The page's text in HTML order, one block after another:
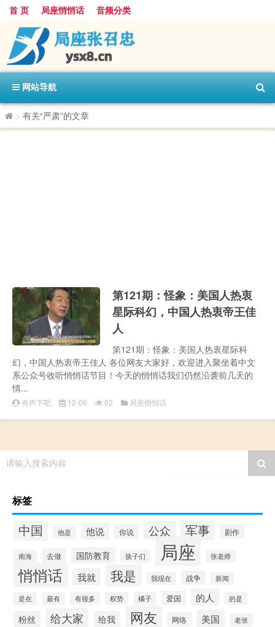
首 页 局座悄悄话 音频分类
网站导航
> 有关“严肃”的文章
第121期：怪象：美国人热衷
星际科幻，中国人热衷帝王佳
人
第121期：怪象：美国人热衷星际科
幻，中国人热衷帝王佳人 各位网友大家好，欢迎进入聚坐着中文
系公众号收听悄悄话节目！今天的悄悄话我们仍然沿袭前几天的
情...
有声下吧 12-06 62 局座悄悄话
请输入搜索内容
标签
中国 他是 他说 你说 公众 军事 剧作
南海 去做 国防教育 孩子们 局座 张老师
悄悄话 我就 我是 我现在 战争 新闻
是在 最有 有很多 权势 橘子 爱国 的人 的是
粉丝 给大家 给我 网友 网络 美国 老张